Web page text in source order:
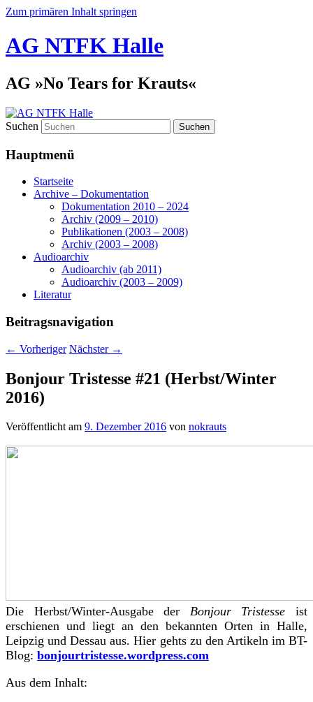
Zum primären Inhalt springen
AG NTFK Halle
AG »No Tears for Krauts«
Suchen
Hauptmenü
Startseite
Archive – Dokumentation
Dokumentation 2010 – 2024
Archiv (2009 – 2010)
Publikationen (2003 – 2008)
Archiv (2003 – 2008)
Audioarchiv
Audioarchiv (ab 2011)
Audioarchiv (2003 – 2009)
Literatur
Beitragsnavigation
← Vorheriger Nächster →
Bonjour Tristesse #21 (Herbst/Winter
2016)
Veröffentlicht am 9. Dezember 2016 von nokrauts
Die Herbst/Winter-Ausgabe der Bonjour Tristesse ist
erschienen und liegt an den bekannten Orten in Halle,
Leipzig und Dessau aus. Hier gehts zu den Artikeln im BT-
Blog: bonjourtristesse.wordpress.com
Aus dem Inhalt: